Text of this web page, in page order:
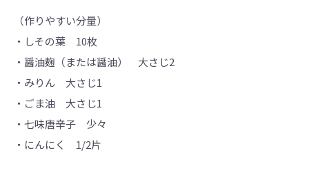
（作りやすい分量）
・しその葉 10枚
・醤油麹（または醤油） 大さじ2
・みりん 大さじ1
・ごま油 大さじ1
・七味唐辛子 少々
・にんにく 1/2片